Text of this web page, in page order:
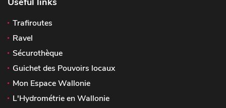
Trafiroutes
Ravel
Sécurothèque
Guichet des Pouvoirs locaux
Mon Espace Wallonie
L'Hydrométrie en Wallonie